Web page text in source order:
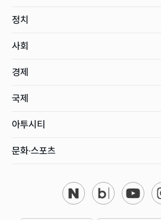
정치
사회
경제
국제
아투시티
문화·스포츠